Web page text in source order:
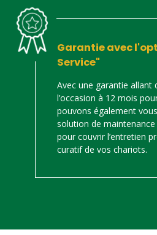
Garantie avec
Service"
Avec une garantie allant
l’occasion à 12 mois
pouvons également
solution de maintenance
pour couvrir l’entretien
curatif de vos chariots.